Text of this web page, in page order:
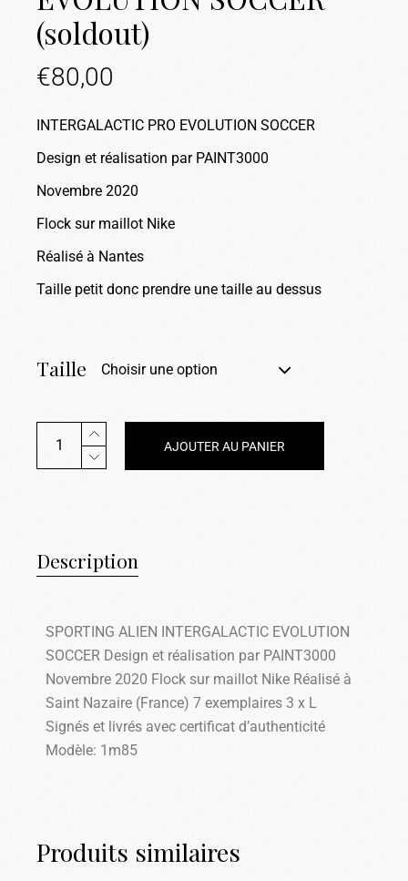
(soldout)
€80,00
INTERGALACTIC PRO EVOLUTION SOCCER
Design et réalisation par PAINT3000
Novembre 2020
Flock sur maillot Nike
Réalisé à Nantes
Taille petit donc prendre une taille au dessus
Taille Choisir une option
AJOUTER AU PANIER
Description
SPORTING ALIEN INTERGALACTIC EVOLUTION
SOCCER Design et réalisation par PAINT3000
Novembre 2020 Flock sur maillot Nike Réalisé à
Saint Nazaire (France) 7 exemplaires 3 x L
Signés et livrés avec certificat d’authenticité
Modèle: 1m85
Produits similaires